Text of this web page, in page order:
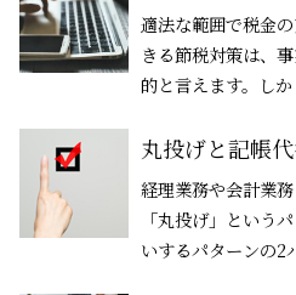
適法な範囲で税金
きる節税対策は、
的と言えます。し
丸投げと記帳
経理業務や会計業務
「丸投げ」という
いするパターンの